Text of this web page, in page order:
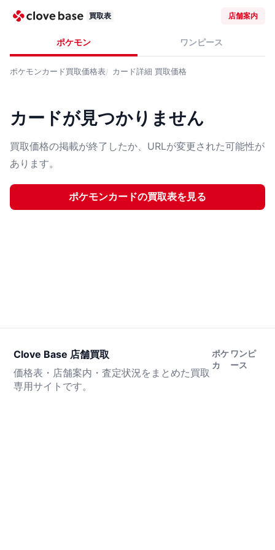
買取表 店舗案内
ポケモン ワンピース
ポケモンカード買取価格表 カード詳細 買取価格
カードが見つかりません
買取価格の掲載が終了したか、URLが変更された可能性が
あります。
ポケモンカードの買取表を見る
Clove Base 店舗買取
価格表・店舗案内・査定状況をまとめた買取
専用サイトです。
ポケ
カ
ワンピ
ース